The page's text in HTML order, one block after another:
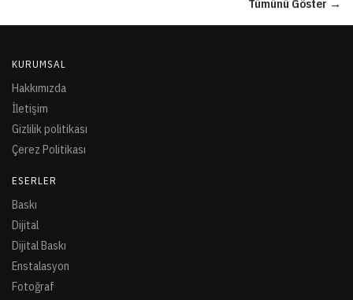
Tümünü Göster →
KURUMSAL
Hakkımızda
İletişim
Gizlilik politikası
Çerez Politikası
ESERLER
Baskı
Dijital
Dijital Baskı
Enstalasyon
Fotoğraf